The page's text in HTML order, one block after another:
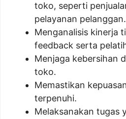
toko, seperti
pelayanan pelanggan.
Menganalisis kinerja
feedback serta
Menjaga kebersihan
toko.
Memastikan
terpenuhi.
Melaksanakan tugas